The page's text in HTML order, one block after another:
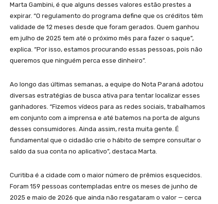
Marta Gambini, é que alguns desses valores estão prestes a
expirar. “O regulamento do programa define que os créditos têm
validade de 12 meses desde que foram gerados. Quem ganhou
em julho de 2025 tem até o próximo mês para fazer o saque”,
explica. “Por isso, estamos procurando essas pessoas, pois não
queremos que ninguém perca esse dinheiro”.
Ao longo das últimas semanas, a equipe do Nota Paraná adotou
diversas estratégias de busca ativa para tentar localizar esses
ganhadores. “Fizemos vídeos para as redes sociais, trabalhamos
em conjunto com a imprensa e até batemos na porta de alguns
desses consumidores. Ainda assim, resta muita gente. É
fundamental que o cidadão crie o hábito de sempre consultar o
saldo da sua conta no aplicativo”, destaca Marta.
Curitiba é a cidade com o maior número de prêmios esquecidos.
Foram 159 pessoas contempladas entre os meses de junho de
2025 e maio de 2026 que ainda não resgataram o valor — cerca